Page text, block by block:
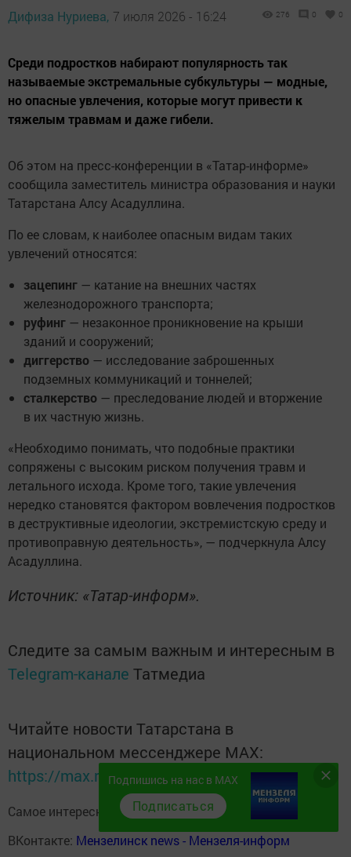
Дифиза Нуриева, 7 июля 2026 - 16:24 276 0 0
Среди подростков набирают популярность так
называемые экстремальные субкультуры — модные,
но опасные увлечения, которые могут привести к
тяжелым травмам и даже гибели.
Об этом на пресс-конференции в «Татар-информе»
сообщила заместитель министра образования и науки
Татарстана Алсу Асадуллина.
По ее словам, к наиболее опасным видам таких
увлечений относятся:
зацепинг — катание на внешних частях
железнодорожного транспорта;
руфинг — незаконное проникновение на крыши
зданий и сооружений;
диггерство — исследование заброшенных
подземных коммуникаций и тоннелей;
сталкерство — преследование людей и вторжение
в их частную жизнь.
«Необходимо понимать, что подобные практики
сопряжены с высоким риском получения травм и
летального исхода. Кроме того, такие увлечения
нередко становятся фактором вовлечения подростков
в деструктивные идеологии, экстремистскую среду и
противоправную деятельность», — подчеркнула Алсу
Асадуллина.
Источник: «Татар-информ».
Следите за самым важным и интересным в
Telegram-канале Татмедиа
Читайте новости Татарстана в
национальном мессенджере MАХ:
https://max.ru/tatmedia
Самое интересное в наших социальных сетях:
ВКонтакте: Мензелинск news - Мензеля-информ
Подпишись на нас в MAX
Подписаться